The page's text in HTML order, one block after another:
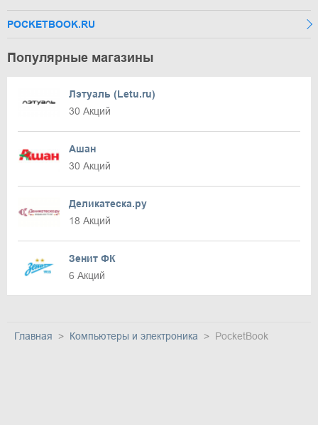
POCKETBOOK.RU
Популярные магазины
Лэтуаль (Letu.ru)
30 Акций
Ашан
30 Акций
Деликатеска.ру
18 Акций
Зенит ФК
6 Акций
Главная Компьютеры и электроника PocketBook